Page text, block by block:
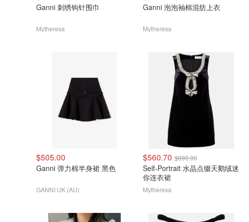
Ganni 刺绣钩针围巾
Mytheresa
Ganni 泡泡袖棉混纺上衣
Mytheresa
$505.00
Ganni 弹力棉半身裙 黑色
GANNI UK (AU)
$560.70 $890.00
Self-Portrait 水晶点缀天鹅绒迷
你连衣裙
Mytheresa